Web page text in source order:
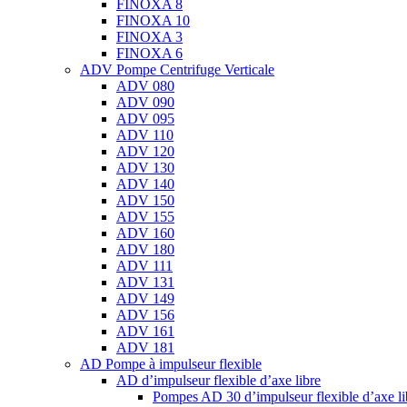
FINOXA 8
FINOXA 10
FINOXA 3
FINOXA 6
ADV Pompe Centrifuge Verticale
ADV 080
ADV 090
ADV 095
ADV 110
ADV 120
ADV 130
ADV 140
ADV 150
ADV 155
ADV 160
ADV 180
ADV 111
ADV 131
ADV 149
ADV 156
ADV 161
ADV 181
AD Pompe à impulseur flexible
AD d’impulseur flexible d’axe libre
Pompes AD 30 d’impulseur flexible d’axe